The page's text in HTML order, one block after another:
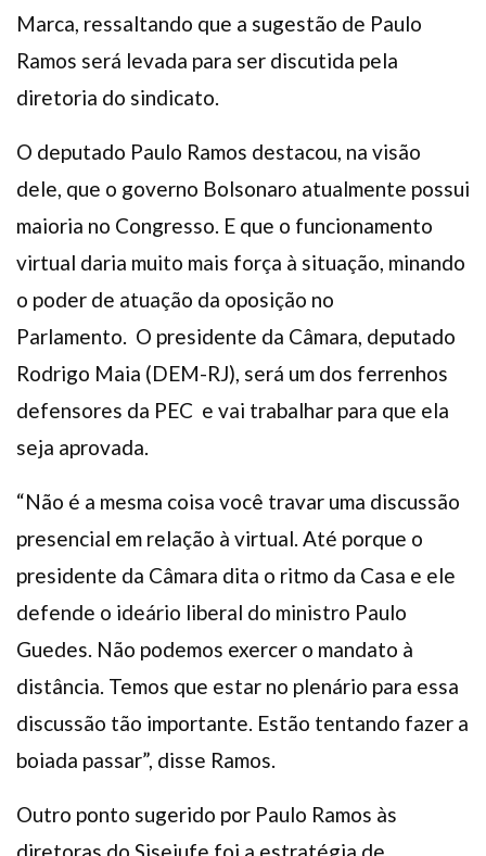
Marca, ressaltando que a sugestão de Paulo
Ramos será levada para ser discutida pela
diretoria do sindicato.
O deputado Paulo Ramos destacou, na visão
dele, que o governo Bolsonaro atualmente possui
maioria no Congresso. E que o funcionamento
virtual daria muito mais força à situação, minando
o poder de atuação da oposição no
Parlamento. O presidente da Câmara, deputado
Rodrigo Maia (DEM-RJ), será um dos ferrenhos
defensores da PEC e vai trabalhar para que ela
seja aprovada.
“Não é a mesma coisa você travar uma discussão
presencial em relação à virtual. Até porque o
presidente da Câmara dita o ritmo da Casa e ele
defende o ideário liberal do ministro Paulo
Guedes. Não podemos exercer o mandato à
distância. Temos que estar no plenário para essa
discussão tão importante. Estão tentando fazer a
boiada passar”, disse Ramos.
Outro ponto sugerido por Paulo Ramos às
diretoras do Sisejufe foi a estratégia de